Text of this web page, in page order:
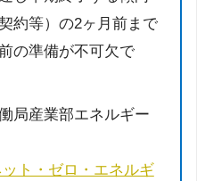
約等）の2ヶ月前まで
の準備が不可欠で
局産業部エネルギー
ト・ゼロ・エネルギ